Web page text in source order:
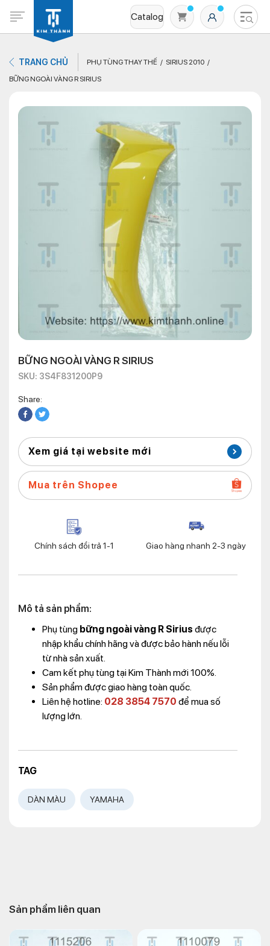
Catalog
Không có sản phẩm nào trong giỏ hàng
TRANG CHỦ PHỤ TÙNG THAY THẾ
SIRIUS 2010
BỮNG NGOÀI VÀNG R SIRIUS
BỮNG NGOÀI VÀNG R SIRIUS
SKU: 3S4F831200P9
Share:
Xem giá tại website mới
Mua trên Shopee
Chính sách đổi trả 1-1 Giao hàng nhanh 2-3 ngày
Mô tả sản phẩm:
Phụ tùng bững ngoài vàng R Sirius được
nhập khẩu chính hãng và được bảo hành nếu lỗi
từ nhà sản xuất.
Cam kết phụ tùng tại Kim Thành mới 100%.
Sản phẩm được giao hàng toàn quốc.
Liên hệ hotline: 028 3854 7570 để mua số
lượng lớn.
TAG
DÀN MÀU YAMAHA
Sản phẩm liên quan